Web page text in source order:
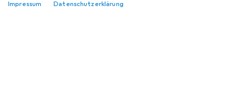
Impressum Datenschutzerklärung